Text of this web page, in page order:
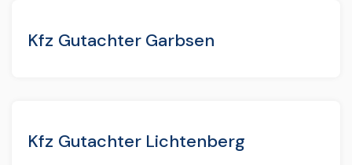
Kfz Gutachter Garbsen
Kfz Gutachter Lichtenberg